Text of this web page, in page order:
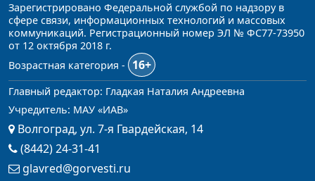
Зарегистрировано Федеральной службой по надзору в
сфере связи, информационных технологий и массовых
коммуникаций. Регистрационный номер ЭЛ № ФС77-73950
от 12 октября 2018 г.
Возрастная категория -
16+
Главный редактор: Гладкая Наталия Андреевна
Учредитель: МАУ «ИАВ»
Волгоград, ул. 7-я Гвардейская, 14
(8442) 24-31-41
glavred@gorvesti.ru